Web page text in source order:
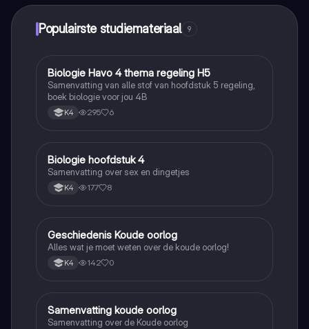
Populairste studiemateriaal 9
Biologie
Biologie Havo 4 thema regeling H5
Samenvatting van alle stof van hoofdstuk 5 regeling,
boek biologie voor jou 4B
K4 295 6
Biologie
Biologie hoofdstuk 4
Samenvatting over sex en dingetjes
K4 177 8
Geschiedenis
Geschiedenis Koude oorlog
Alles wat je moet weten over de koude oorlog!
K4 142 0
Geschiedenis
Samenvatting koude oorlog
Samenvatting over de Koude oorlog